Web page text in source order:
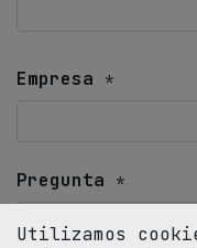
Empresa *
Pregunta *
Utilizamos